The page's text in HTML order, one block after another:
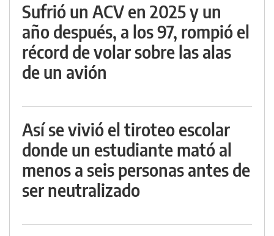
Sufrió un ACV en 2025 y un
año después, a los 97, rompió el
récord de volar sobre las alas
de un avión
Así se vivió el tiroteo escolar
donde un estudiante mató al
menos a seis personas antes de
ser neutralizado